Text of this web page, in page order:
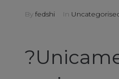
By fedshi In